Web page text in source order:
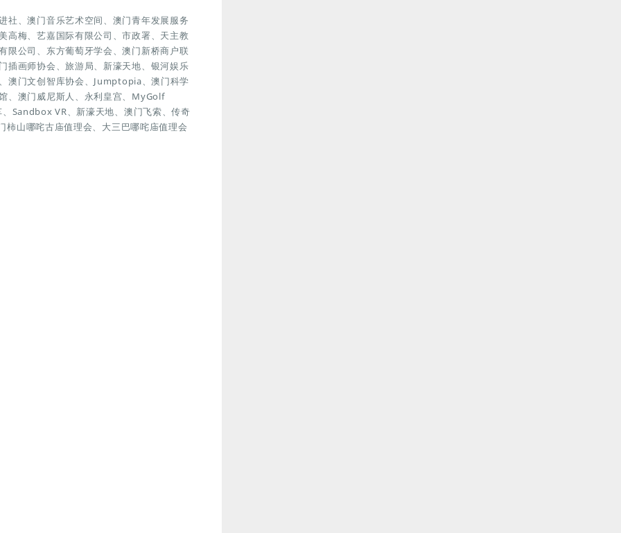
社、澳门音乐艺术空间、澳门青年发展服务
高梅、艺嘉国际有限公司、市政署、天主教
限公司、东方葡萄牙学会、澳门新桥商户联
插画师协会、旅游局、新濠天地、银河娱乐
澳门文创智库协会、Jumptopia、澳门科学
、澳门威尼斯人、永利皇宫、MyGolf
Sandbox VR、新濠天地、澳门飞索、传奇
山哪咤古庙值理会、大三巴哪咤庙值理会